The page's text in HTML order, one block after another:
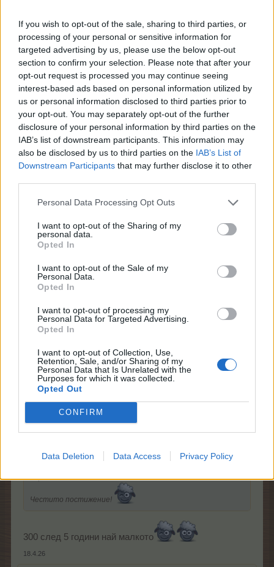
If you wish to opt-out of the sale, sharing to third parties, or
processing of your personal or sensitive information for
targeted advertising by us, please use the below opt-out
section to confirm your selection. Please note that after your
opt-out request is processed you may continue seeing
interest-based ads based on personal information utilized by
us or personal information disclosed to third parties prior to
your opt-out. You may separately opt-out of the further
disclosure of your personal information by third parties on the
IAB’s list of downstream participants. This information may
also be disclosed by us to third parties on the IAB’s List of
Downstream Participants that may further disclose it to other
Personal Data Processing Opt Outs
I want to opt-out of the Sharing of my
personal data.
Opted In
I want to opt-out of the Sale of my
Personal Data.
Opted In
I want to opt-out of processing my
Personal Data for Targeted Advertising.
Opted In
I want to opt-out of Collection, Use,
Retention, Sale, and/or Sharing of my
Personal Data that Is Unrelated with the
Purposes for which it was collected.
Opted Out
CONFIRM
Data Deletion Data Access Privacy Policy
8.10.25
-niksan-
Господар
275 ниво
16.4.26
змей_горянин още 1 човек
Bamze
275 ниво
Иеее!!! Страхотно! Хайде още малко /може би/ и 300
е наред!
18.4.26
-niksan-
Господар
наред!
Честито постижение!
300 след 5 години най малкото
18.4.26